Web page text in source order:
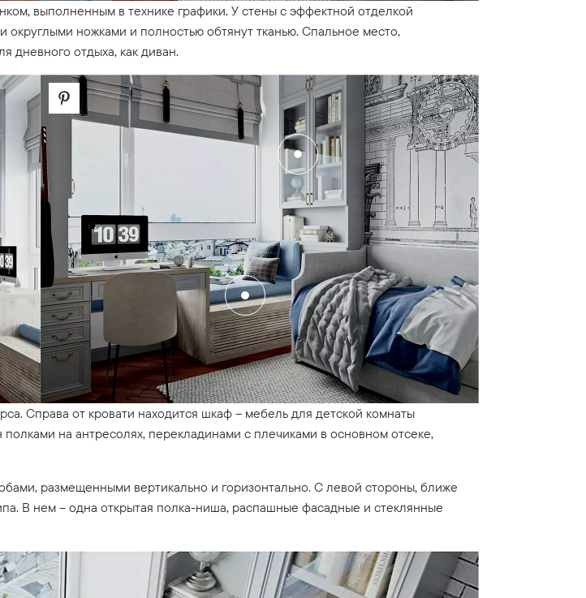
выполненным в технике графики. У стены с эффектной отделкой
округлыми ножками и полностью обтянут тканью. Спальное место,
дневного отдыха, как диван.
Справа от кровати находится шкаф – мебель для детской комнаты
на антресолях, перекладинами с плечиками в основном отсеке,
размещенными вертикально и горизонтально. С левой стороны, ближе
В нем – одна открытая полка-ниша, распашные фасадные и стеклянные